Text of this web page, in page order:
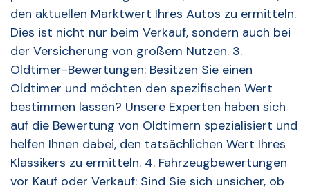
den aktuellen Marktwert Ihres Autos zu ermitteln.
Dies ist nicht nur beim Verkauf, sondern auch bei
der Versicherung von großem Nutzen. 3.
Oldtimer-Bewertungen: Besitzen Sie einen
Oldtimer und möchten den spezifischen Wert
bestimmen lassen? Unsere Experten haben sich
auf die Bewertung von Oldtimern spezialisiert und
helfen Ihnen dabei, den tatsächlichen Wert Ihres
Klassikers zu ermitteln. 4. Fahrzeugbewertungen
vor Kauf oder Verkauf: Sind Sie sich unsicher, ob